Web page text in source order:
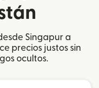
Singapur a
precios justos sin
ocultos.